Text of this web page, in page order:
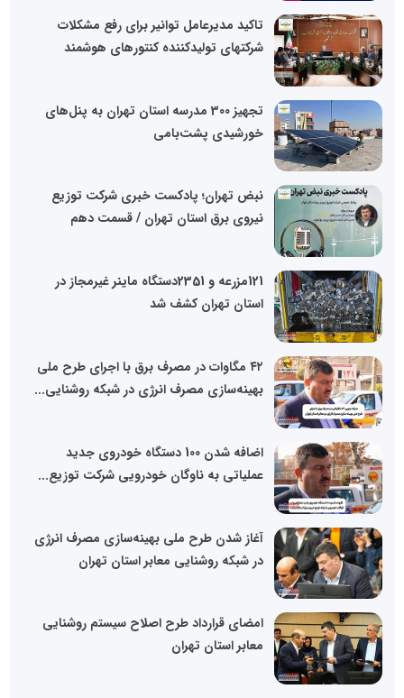
تاکید مدیرعامل توانیر برای رفع مشکلات
شرکتهای تولیدکننده کنتورهای هوشمند
تجهیز 300 مدرسه استان تهران به پنل‌های
خورشیدی پشت‌بامی
نبض تهران؛ پادکست خبری شرکت توزیع
نیروی برق استان تهران / قسمت دهم
121مزرعه و 2351دستگاه ماینر غیرمجاز در
استان تهران کشف شد
۴۲ مگاوات در مصرف برق با اجرای طرح ملی
بهینه‌سازی مصرف انرژی در شبکه روشنایی...
اضافه شدن 100 دستگاه خودروی جدید
عملیاتی به ناوگان خودرویی شرکت توزیع...
آغاز شدن طرح ملی بهینه‌سازی مصرف انرژی
در شبکه روشنایی معابر استان تهران
امضای قرارداد طرح اصلاح سیستم روشنایی
معابر استان تهران